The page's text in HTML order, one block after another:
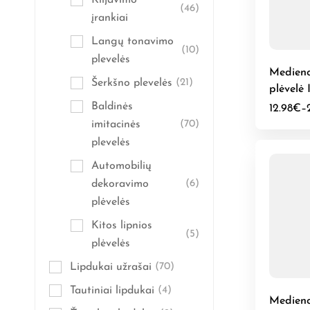
įrankiai
(46)
Langų tonavimo
plevelės
(10)
Šerkšno plevelės (21)
Baldinės
imitacinės
plevelės
(70)
Automobilių
dekoravimo
plėvelės
(6)
Kitos lipnios
plėvelės
(5)
Lipdukai užrašai (70)
Tautiniai lipdukai (4)
plėvelė
12.98€–